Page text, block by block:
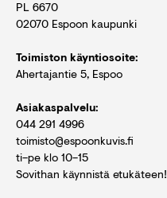
PL 6670
02070 Espoon kaupunki
Toimiston käyntiosoite:
Ahertajantie 5, Espoo
Asiakaspalvelu:
044 291 4996
toimisto@espoonkuvis.fi
ti–pe klo 10–15
Sovithan käynnistä etukäteen!